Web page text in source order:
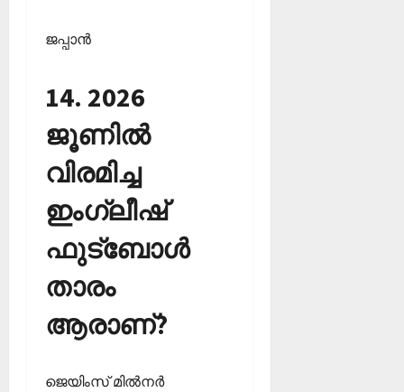
ജപ്പാന്‍
14. 2026
ജൂണില്‍
വിരമിച്ച
ഇംഗ്ലീഷ്
ഫുട്‌ബോള്‍
താരം
ആരാണ്?
ജെയിംസ് മില്‍നര്‍